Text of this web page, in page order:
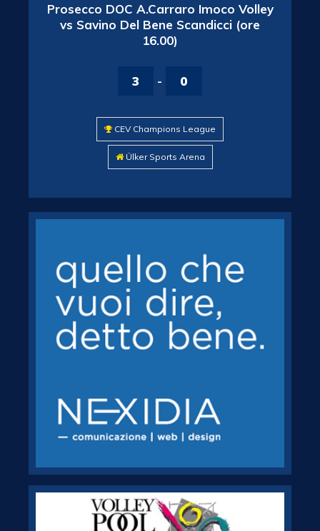
Prosecco DOC A.Carraro Imoco Volley
vs Savino Del Bene Scandicci (ore
16.00)
3 - 0
CEV Champions League
Ülker Sports Arena